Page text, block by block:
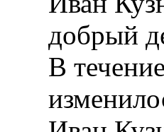
добрый
В